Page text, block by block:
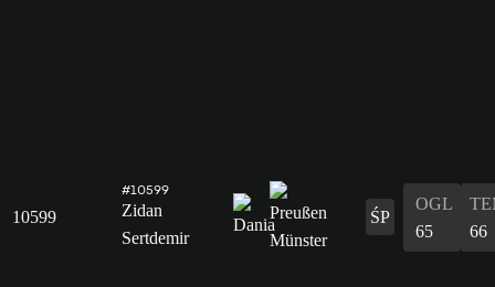
10599
#10599
Zidan
Sertdemir
ŚP
OGL
65
66